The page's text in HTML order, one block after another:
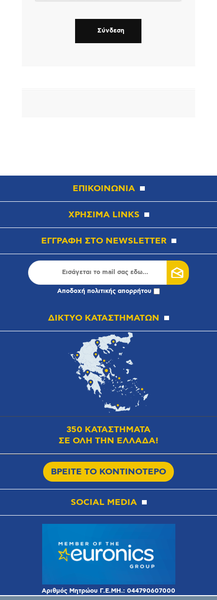
ΕΠΙΚΟΙΝΩΝΙΑ
ΧΡΗΣΙΜΑ LINKS
ΕΓΓΡΑΦΗ ΣΤΟ NEWSLETTER
Αποδοχή πολιτικής απορρήτου
ΔΙΚΤΥΟ ΚΑΤΑΣΤΗΜΑΤΩΝ
350 ΚΑΤΑΣΤΗΜΑΤΑ
ΣΕ ΟΛΗ ΤΗΝ ΕΛΛΑΔΑ!
ΒΡΕΙΤΕ ΤΟ ΚΟΝΤΙΝΟΤΕΡΟ
SOCIAL MEDIA